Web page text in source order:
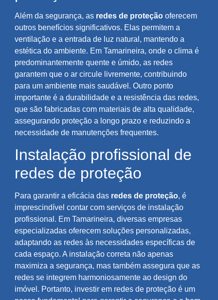
Além da segurança, as redes de proteção oferecem
outros benefícios significativos. Elas permitem a
ventilação e a entrada de luz natural, mantendo a
estética do ambiente. Em Tamarineira, onde o clima é
predominantemente quente e úmido, as redes
garantem que o ar circule livremente, contribuindo
para um ambiente mais saudável. Outro ponto
importante é a durabilidade e a resistência das redes,
que são fabricadas com materiais de alta qualidade,
assegurando proteção a longo prazo e reduzindo a
necessidade de manutenções frequentes.
Instalação profissional de
redes de proteção
Para garantir a eficácia das redes de proteção, é
imprescindível contar com serviços de instalação
profissional. Em Tamarineira, diversas empresas
especializadas oferecem soluções personalizadas,
adaptando as redes às necessidades específicas de
cada espaço. A instalação correta não apenas
maximiza a segurança, mas também assegura que as
redes se integrem harmoniosamente ao design do
imóvel. Portanto, investir em redes de proteção é um